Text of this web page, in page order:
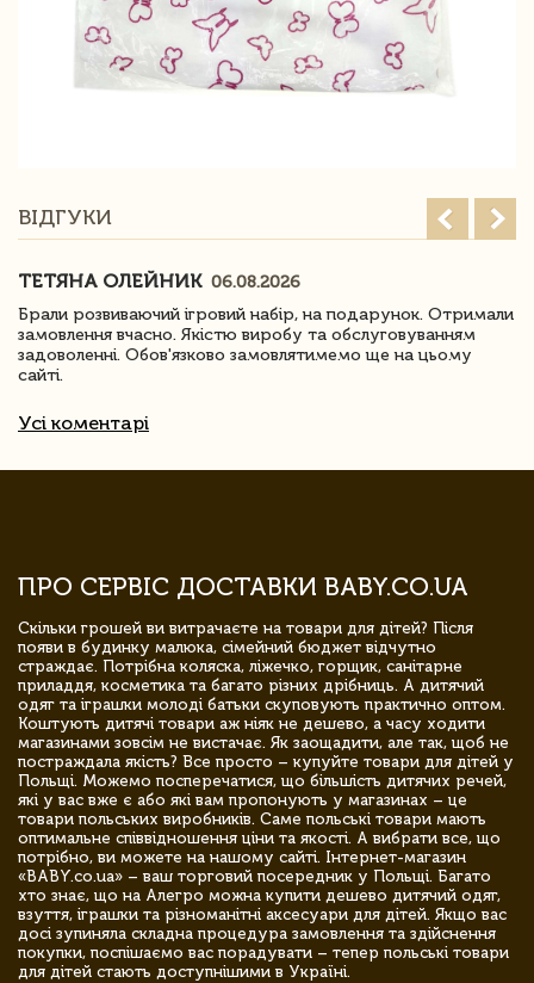
ВІДГУКИ
ТЕТЯНА ОЛЕЙНИК 06.08.2026
Брали розвиваючий ігровий набір, на подарунок. Отримали
замовлення вчасно. Якістю виробу та обслуговуванням
задоволенні. Обов'язково замовлятимемо ще на цьому
сайті.
Усі коментарі
ПРО СЕРВІС ДОСТАВКИ BABY.CO.UA
Скільки грошей ви витрачаєте на товари для дітей? Після
появи в будинку малюка, сімейний бюджет відчутно
страждає. Потрібна коляска, ліжечко, горщик, санітарне
приладдя, косметика та багато різних дрібниць. А дитячий
одяг та іграшки молоді батьки скуповують практично оптом.
Коштують дитячі товари аж ніяк не дешево, а часу ходити
магазинами зовсім не вистачає. Як заощадити, але так, щоб не
постраждала якість? Все просто – купуйте товари для дітей у
Польщі. Можемо посперечатися, що більшість дитячих речей,
які у вас вже є або які вам пропонують у магазинах – це
товари польських виробників. Саме польські товари мають
оптимальне співвідношення ціни та якості. А вибрати все, що
потрібно, ви можете на нашому сайті. Інтернет-магазин
«BABY.co.ua» – ваш торговий посередник у Польщі. Багато
хто знає, що на Алегро можна купити дешево дитячий одяг,
взуття, іграшки та різноманітні аксесуари для дітей. Якщо вас
досі зупиняла складна процедура замовлення та здійснення
покупки, поспішаємо вас порадувати – тепер польські товари
для дітей стають доступнішими в Україні.